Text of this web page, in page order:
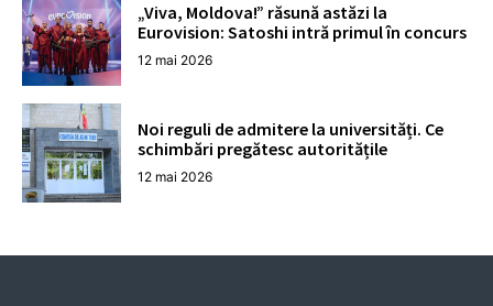
„Viva, Moldova!” răsună astăzi la
Eurovision: Satoshi intră primul în concurs
12 mai 2026
Noi reguli de admitere la universități. Ce
schimbări pregătesc autoritățile
12 mai 2026